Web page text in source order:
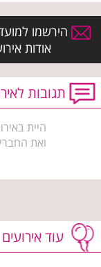
הירשמו
אודות
תגובות
היית
ואת
עוד אירועים